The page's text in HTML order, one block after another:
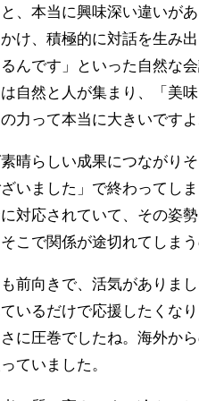
、本当に興味深い違いが
け、積極的に対話を生み
んです」といった自然な
自然と人が集まり、「美
力って本当に大きいですよ
晴らしい成果につながり
いました」で終わってし
対応されていて、その姿
こで関係が途切れてしま
前向きで、活気がありま
いるだけで応援したくな
に圧巻でしたね。海外か
ていました。